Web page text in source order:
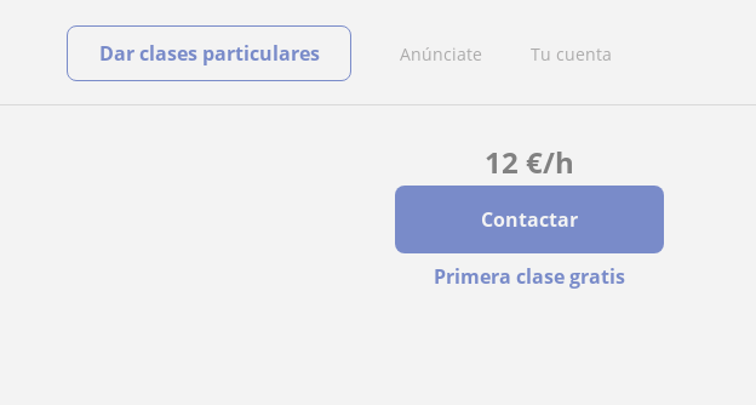
Anúnciate Tu cuenta
Dar clases particulares
12 €/h
Contactar
Primera clase gratis